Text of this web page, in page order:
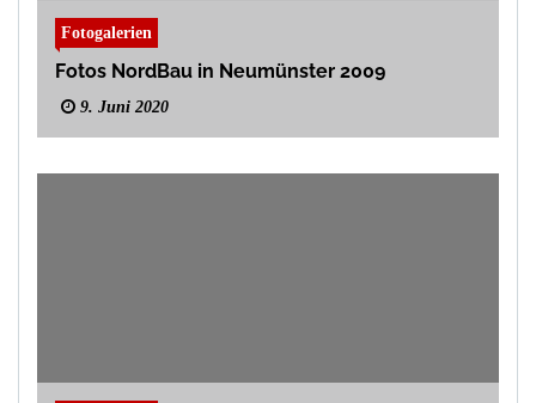
Fotogalerien
Fotos NordBau in Neumünster 2009
9. Juni 2020